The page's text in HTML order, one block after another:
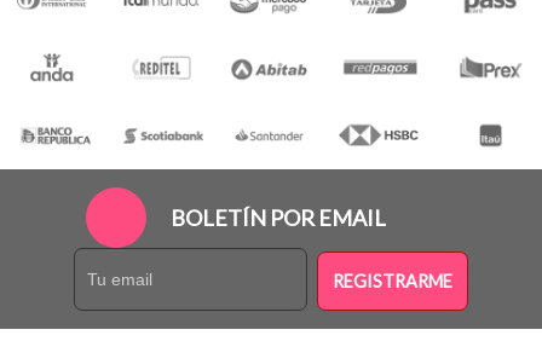
BOLETÍN POR EMAIL
REGISTRARME